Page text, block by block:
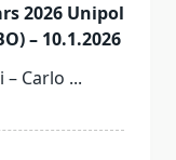
2026 Unipol
– 10.1.2026
– Carlo ...